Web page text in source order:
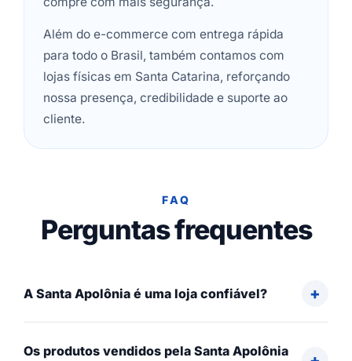
Além do e-commerce com entrega rápida
para todo o Brasil, também contamos com
lojas físicas em Santa Catarina, reforçando
nossa presença, credibilidade e suporte ao
cliente.
FAQ
Perguntas frequentes
A Santa Apolônia é uma loja confiável?
Os produtos vendidos pela Santa Apolônia